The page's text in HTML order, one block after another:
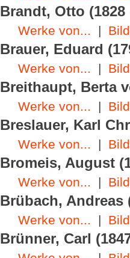
Brandt, Otto (1828
Werke von... |
Brauer, Eduard
Werke von... |
Breithaupt, Berta
Werke von... |
Breslauer, Karl
Werke von... |
Bromeis, August
Werke von... |
Brübach, Andreas
Werke von... |
Brünner, Carl